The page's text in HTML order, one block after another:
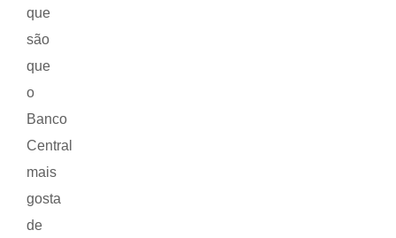
que
são
que
o
Banco
Central
mais
gosta
de